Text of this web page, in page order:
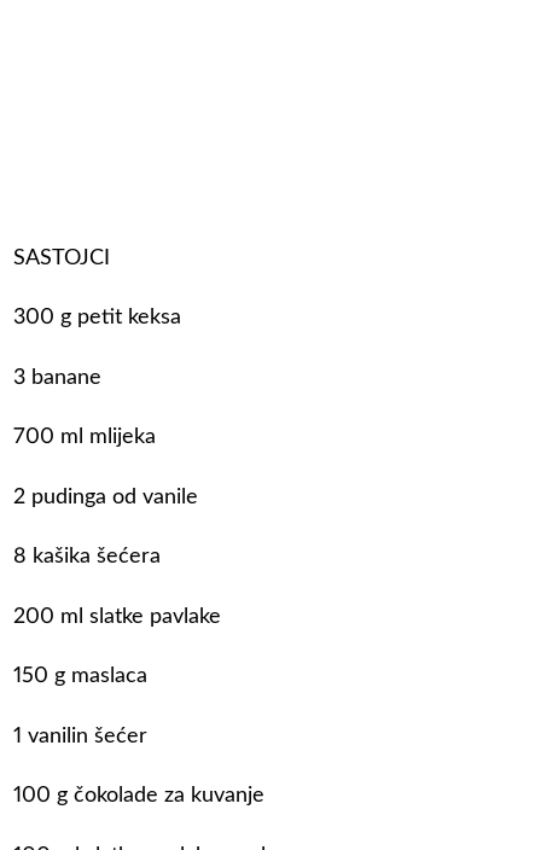
SASTOJCI
300 g petit keksa
3 banane
700 ml mlijeka
2 pudinga od vanile
8 kašika šećera
200 ml slatke pavlake
150 g maslaca
1 vanilin šećer
100 g čokolade za kuvanje